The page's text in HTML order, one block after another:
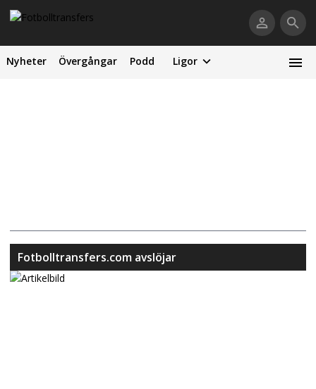
Nyheter Övergångar Podd Ligor
Fotbolltransfers.com avslöjar